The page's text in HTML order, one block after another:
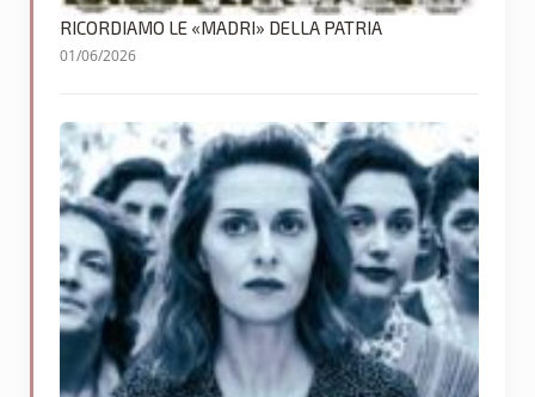
RICORDIAMO LE «MADRI» DELLA PATRIA
01/06/2026